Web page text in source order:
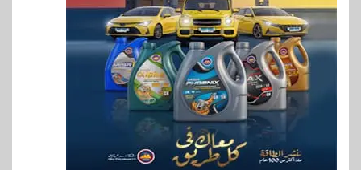
9
اخبار
بيان توضيحي صادر عن شركة
ناتجاس
سوق وصلة
vivo تشعل المنافسة في مصر
مع إطلاق Y500 المزود ببطارية